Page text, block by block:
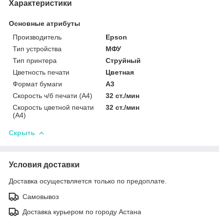
Характеристики
Основные атрибуты
Производитель
Epson
Тип устройства
МФУ
Тип принтера
Струйный
Цветность печати
Цветная
Формат бумаги
А3
Скорость ч/б печати (A4)
32 ст./мин
Скорость цветной печати
(A4)
32 ст./мин
Скрыть
Условия доставки
Доставка осуществляется только по предоплате.
Самовывоз
Доставка курьером по городу Астана